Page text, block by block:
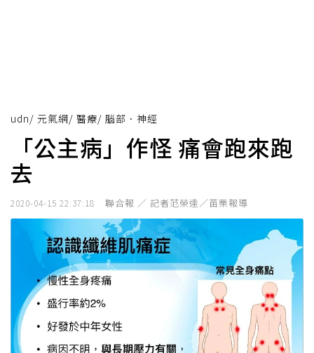
udn/ 元氣網/ 醫療/ 腦部．神經
「公主病」作怪 痛會跑來跑
去
2020-04-15 22:37:18 聯合報 ／ 記者范榮達／苗栗報導